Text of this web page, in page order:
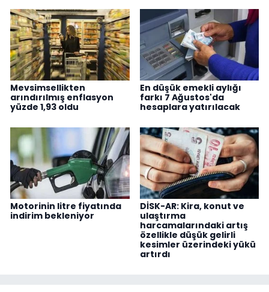
Mevsimsellikten
arındırılmış enflasyon
yüzde 1,93 oldu
En düşük emekli aylığı
farkı 7 Ağustos'da
hesaplara yatırılacak
Motorinin litre fiyatında
indirim bekleniyor
DİSK-AR: Kira, konut ve
ulaştırma
harcamalarındaki artış
özellikle düşük gelirli
kesimler üzerindeki yükü
artırdı